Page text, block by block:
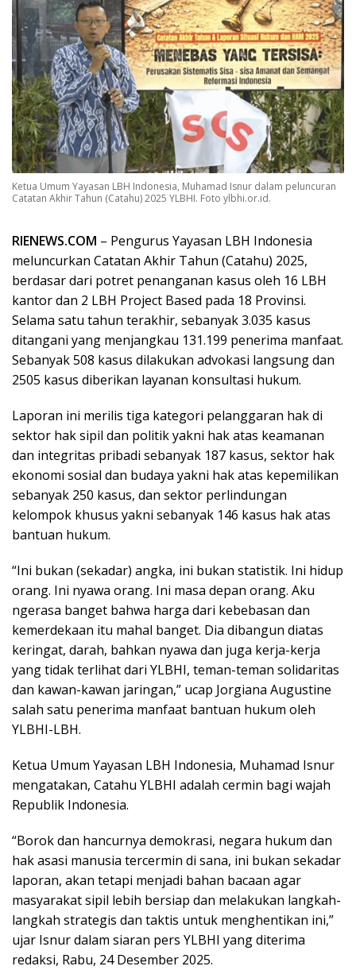
Ketua Umum Yayasan LBH Indonesia, Muhamad Isnur dalam peluncuran
Catatan Akhir Tahun (Catahu) 2025 YLBHI. Foto ylbhi.or.id.
RIENEWS.COM – Pengurus Yayasan LBH Indonesia
meluncurkan Catatan Akhir Tahun (Catahu) 2025,
berdasar dari potret penanganan kasus oleh 16 LBH
kantor dan 2 LBH Project Based pada 18 Provinsi.
Selama satu tahun terakhir, sebanyak 3.035 kasus
ditangani yang menjangkau 131.199 penerima manfaat.
Sebanyak 508 kasus dilakukan advokasi langsung dan
2505 kasus diberikan layanan konsultasi hukum.
Laporan ini merilis tiga kategori pelanggaran hak di
sektor hak sipil dan politik yakni hak atas keamanan
dan integritas pribadi sebanyak 187 kasus, sektor hak
ekonomi sosial dan budaya yakni hak atas kepemilikan
sebanyak 250 kasus, dan sektor perlindungan
kelompok khusus yakni sebanyak 146 kasus hak atas
bantuan hukum.
“Ini bukan (sekadar) angka, ini bukan statistik. Ini hidup
orang. Ini nyawa orang. Ini masa depan orang. Aku
ngerasa banget bahwa harga dari kebebasan dan
kemerdekaan itu mahal banget. Dia dibangun diatas
keringat, darah, bahkan nyawa dan juga kerja-kerja
yang tidak terlihat dari YLBHI, teman-teman solidaritas
dan kawan-kawan jaringan,” ucap Jorgiana Augustine
salah satu penerima manfaat bantuan hukum oleh
YLBHI-LBH.
Ketua Umum Yayasan LBH Indonesia, Muhamad Isnur
mengatakan, Catahu YLBHI adalah cermin bagi wajah
Republik Indonesia.
“Borok dan hancurnya demokrasi, negara hukum dan
hak asasi manusia tercermin di sana, ini bukan sekadar
laporan, akan tetapi menjadi bahan bacaan agar
masyarakat sipil lebih bersiap dan melakukan langkah-
langkah strategis dan taktis untuk menghentikan ini,”
ujar Isnur dalam siaran pers YLBHI yang diterima
redaksi, Rabu, 24 Desember 2025.